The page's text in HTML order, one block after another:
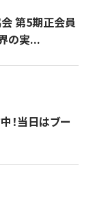
会 第5期正会員
の実...
！当日はブー